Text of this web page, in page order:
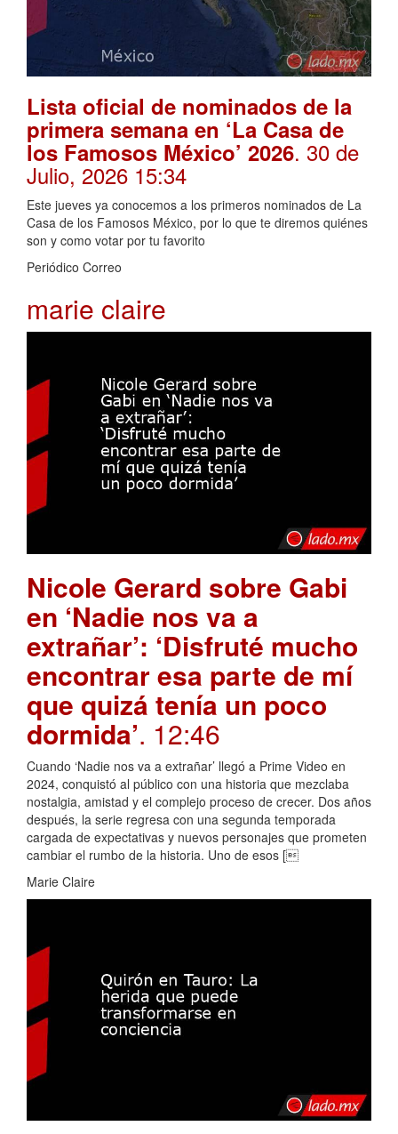
Lista oficial de nominados de la
primera semana en ‘La Casa de
los Famosos México’ 2026. 30 de
Julio, 2026 15:34
Este jueves ya conocemos a los primeros nominados de La
Casa de los Famosos México, por lo que te diremos quiénes
son y como votar por tu favorito
Periódico Correo
marie claire
Nicole Gerard sobre Gabi
en ‘Nadie nos va a
extrañar’: ‘Disfruté mucho
encontrar esa parte de mí
que quizá tenía un poco
dormida’. 12:46
Cuando ‘Nadie nos va a extrañar’ llegó a Prime Video en
2024, conquistó al público con una historia que mezclaba
nostalgia, amistad y el complejo proceso de crecer. Dos años
después, la serie regresa con una segunda temporada
cargada de expectativas y nuevos personajes que prometen
cambiar el rumbo de la historia. Uno de esos [
Marie Claire